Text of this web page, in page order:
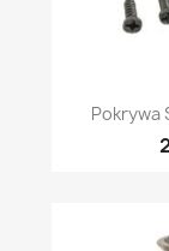

Pokrywa